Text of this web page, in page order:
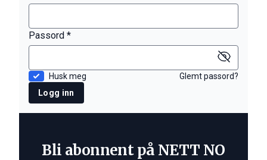
Passord *
Husk meg
Glemt passord?
Logg inn
Bli abonnent på NETT NO